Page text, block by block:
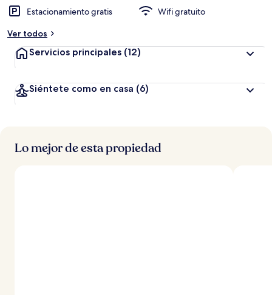
Estacionamiento gratis
Wifi gratuito
Ver todos
Servicios principales (12)
Siéntete como en casa (6)
Lo mejor de esta propiedad